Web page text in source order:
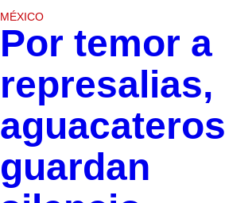
MÉXICO
Por temor a
represalias,
aguacateros
guardan